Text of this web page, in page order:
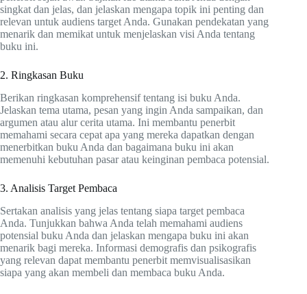
singkat dan jelas, dan jelaskan mengapa topik ini penting dan
relevan untuk audiens target Anda. Gunakan pendekatan yang
menarik dan memikat untuk menjelaskan visi Anda tentang
buku ini.
2. Ringkasan Buku
Berikan ringkasan komprehensif tentang isi buku Anda.
Jelaskan tema utama, pesan yang ingin Anda sampaikan, dan
argumen atau alur cerita utama. Ini membantu penerbit
memahami secara cepat apa yang mereka dapatkan dengan
menerbitkan buku Anda dan bagaimana buku ini akan
memenuhi kebutuhan pasar atau keinginan pembaca potensial.
3. Analisis Target Pembaca
Sertakan analisis yang jelas tentang siapa target pembaca
Anda. Tunjukkan bahwa Anda telah memahami audiens
potensial buku Anda dan jelaskan mengapa buku ini akan
menarik bagi mereka. Informasi demografis dan psikografis
yang relevan dapat membantu penerbit memvisualisasikan
siapa yang akan membeli dan membaca buku Anda.